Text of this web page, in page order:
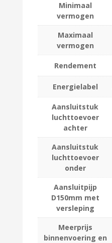
Minimaal
vermogen
Maximaal
vermogen
Rendement
Energielabel
Aansluitstuk
luchttoevoer
achter
Aansluitstuk
luchttoevoer
onder
Aansluitpijp
D150mm met
versleping
Meerprijs
binnenvoering en